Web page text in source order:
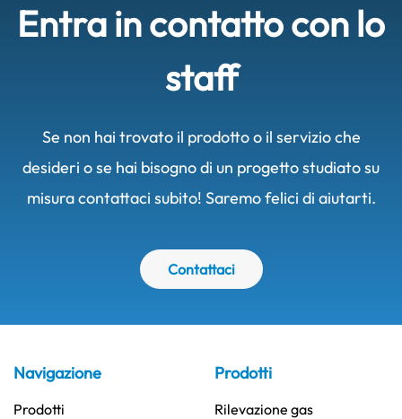
Entra in contatto con lo
staff
Se non hai trovato il prodotto o il servizio che
desideri o se hai bisogno di un progetto studiato su
misura contattaci subito! Saremo felici di aiutarti.
Contattaci
Navigazione
Prodotti
Prodotti
Rilevazione gas